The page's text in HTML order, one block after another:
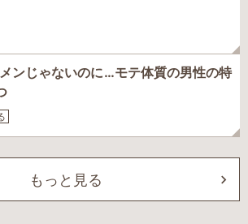
ンじゃないのに…モテ体質の男性の特
もっと見る